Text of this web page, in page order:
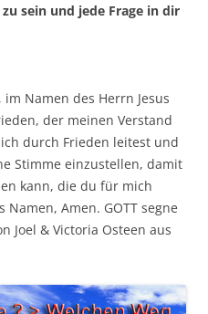
sein und jede Frage in dir
Namen des Herrn Jesus
der meinen Verstand
durch Frieden leitest und
Stimme einzustellen, damit
kann, die du für mich
Amen. GOTT segne
Joel & Victoria Osteen aus